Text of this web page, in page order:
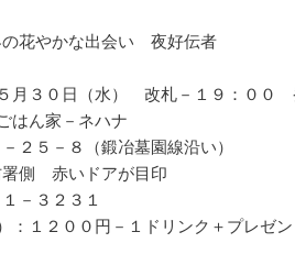
花やかな出会い 夜好伝者
月３０日（水） 改札－１９：００
はん家－ネハナ
２５－８（鍛冶墓園線沿い）
署側 赤いドアが目印
－３２３１
：１２００円－１ドリンク＋プレゼ